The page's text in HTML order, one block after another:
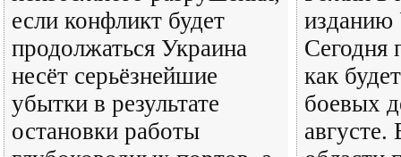
если конфликт будет
продолжаться Украина
несёт серьёзнейшие
убытки в результате
остановки работы
изданию
Сегодня
как
боевых